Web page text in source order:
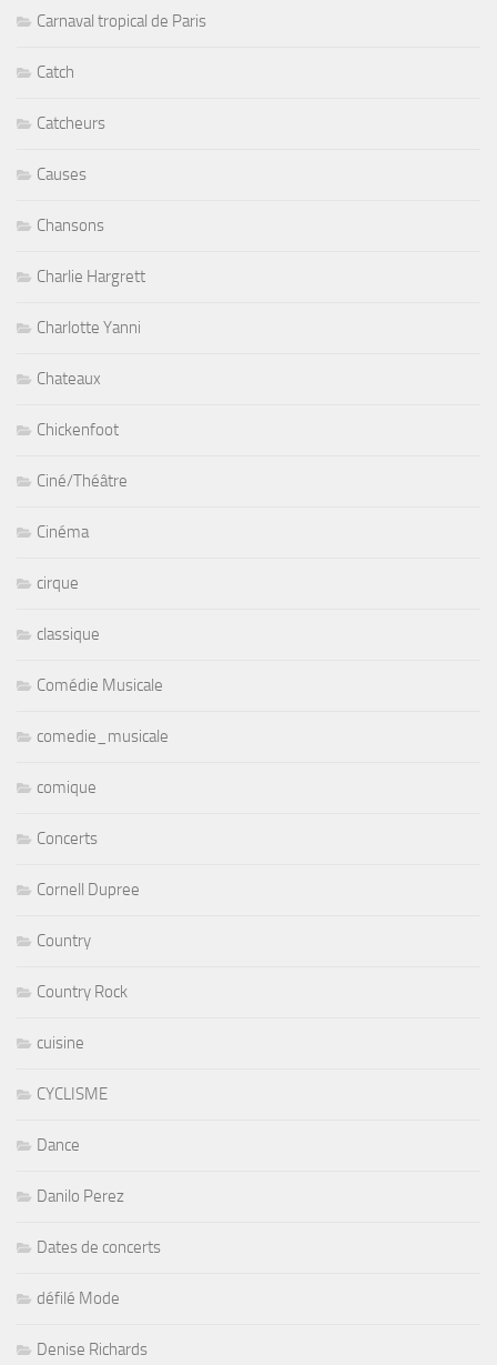
Carnaval tropical de Paris
Catch
Catcheurs
Causes
Chansons
Charlie Hargrett
Charlotte Yanni
Chateaux
Chickenfoot
Ciné/Théâtre
Cinéma
cirque
classique
Comédie Musicale
comedie_musicale
comique
Concerts
Cornell Dupree
Country
Country Rock
cuisine
CYCLISME
Dance
Danilo Perez
Dates de concerts
défilé Mode
Denise Richards